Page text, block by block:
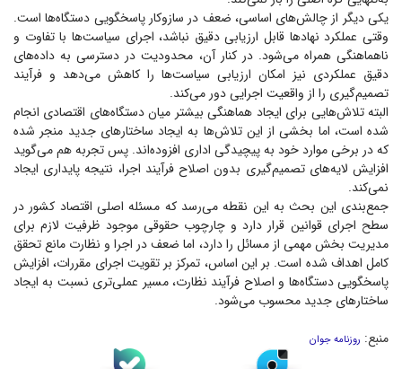
یکی دیگر از چالش‌های اساسی، ضعف در سازوکار پاسخگویی دستگاه‌ها است.
وقتی عملکرد نهاد‌ها قابل ارزیابی دقیق نباشد، اجرای سیاست‌ها با تفاوت و
ناهماهنگی همراه می‌شود. در کنار آن، محدودیت در دسترسی به داده‌های
دقیق عملکردی نیز امکان ارزیابی سیاست‌ها را کاهش می‌دهد و فرآیند
تصمیم‌گیری را از واقعیت اجرایی دور می‌کند.
البته تلاش‌هایی برای ایجاد هماهنگی بیشتر میان دستگاه‌های اقتصادی انجام
شده است، اما بخشی از این تلاش‌ها به ایجاد ساختار‌های جدید منجر شده
که در برخی موارد خود به پیچیدگی اداری افزوده‌اند. پس تجربه هم می‌گوید
افزایش لایه‌های تصمیم‌گیری بدون اصلاح فرآیند اجرا، نتیجه پایداری ایجاد
نمی‌کند.
جمع‌بندی این بحث به این نقطه می‌رسد که مسئله اصلی اقتصاد کشور در
سطح اجرای قوانین قرار دارد و چارچوب حقوقی موجود ظرفیت لازم برای
مدیریت بخش مهمی از مسائل را دارد، اما ضعف در اجرا و نظارت مانع تحقق
کامل اهداف شده است. بر این اساس، تمرکز بر تقویت اجرای مقررات، افزایش
پاسخگویی دستگاه‌ها و اصلاح فرآیند نظارت، مسیر عملی‌تری نسبت به ایجاد
ساختار‌های جدید محسوب می‌شود.
منبع: روزنامه جوان